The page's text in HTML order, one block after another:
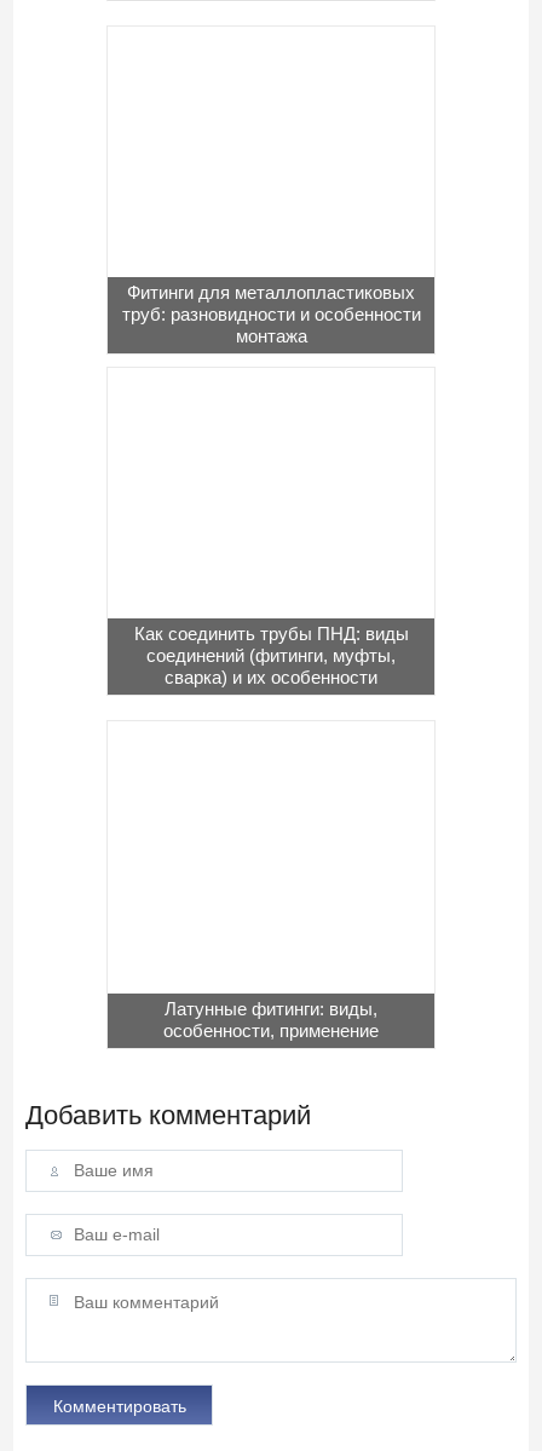
Фитинги для металлопластиковых
труб: разновидности и особенности
монтажа
Как соединить трубы ПНД: виды
соединений (фитинги, муфты,
сварка) и их особенности
Латунные фитинги: виды,
особенности, применение
Добавить комментарий